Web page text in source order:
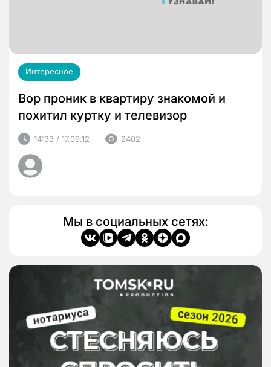
Интересное
Вор проник в квартиру знакомой и
похитил куртку и телевизор
14:33 / 17.09.12 2402
Мы в социальных сетях: